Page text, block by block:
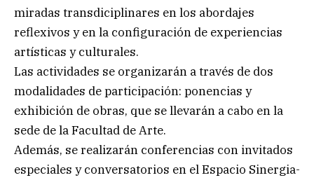
miradas transdiciplinares en los abordajes
reflexivos y en la configuración de experiencias
artísticas y culturales.
Las actividades se organizarán a través de dos
modalidades de participación: ponencias y
exhibición de obras, que se llevarán a cabo en la
sede de la Facultad de Arte.
Además, se realizarán conferencias con invitados
especiales y conversatorios en el Espacio Sinergia-